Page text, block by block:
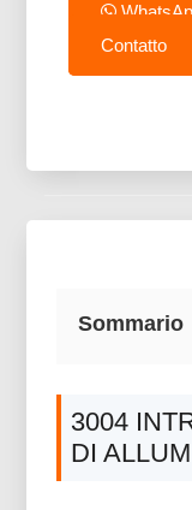
Contatto
Sommario
3004
DI